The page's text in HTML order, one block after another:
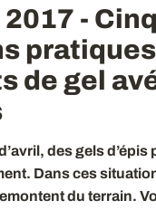
- Cinq
de gel
des gels d’épis
Dans ces
du terrain.